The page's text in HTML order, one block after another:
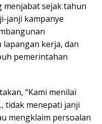
menjabat sejak tahun
janji kampanye
kerja, dan
pemerintahan
“Kami menilai
tidak menepati janji
mengklaim persoalan